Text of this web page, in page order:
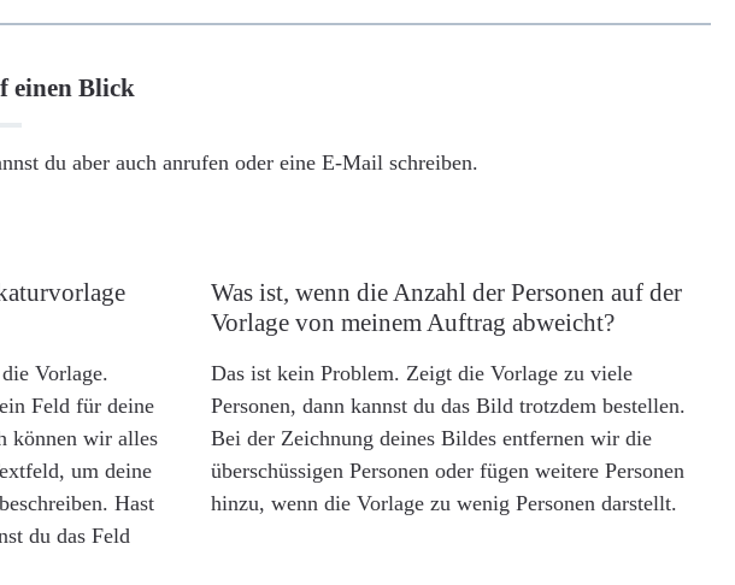
einen Blick
du aber auch anrufen oder eine E-Mail schreiben.
Vorlage.
Feld für deine
können wir alles
um deine
Hast
du das Feld
Was ist, wenn die Anzahl der Personen auf der
Vorlage von meinem Auftrag abweicht?
Das ist kein Problem. Zeigt die Vorlage zu viele
Personen, dann kannst du das Bild trotzdem bestellen.
Bei der Zeichnung deines Bildes entfernen wir die
überschüssigen Personen oder fügen weitere Personen
hinzu, wenn die Vorlage zu wenig Personen darstellt.